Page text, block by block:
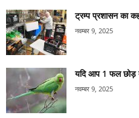
ट्रम्प प्रशासन का
नवम्बर 9, 2025
यदि आप 1 फल छोड़
नवम्बर 9, 2025